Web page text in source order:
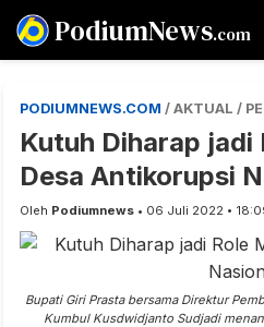
PodiumNews.com
PODIUMNEWS.COM / AKTUAL /
Kutuh Diharap jadi
Desa Antikorupsi
Oleh Podiumnews • 06 Juli 2022 •
Bupati Giri Prasta bersama Direktur
Kumbul Kusdwidjanto Sudjadi